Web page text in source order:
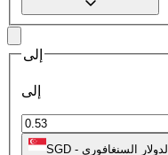
إلى
إلى
SGD - الدولار السنغافوري